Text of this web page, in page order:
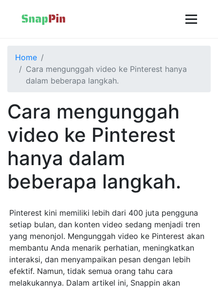
Home
Cara mengunggah video ke Pinterest hanya
dalam beberapa langkah.
Cara mengunggah
video ke Pinterest
hanya dalam
beberapa langkah.
Pinterest kini memiliki lebih dari 400 juta pengguna
setiap bulan, dan konten video sedang menjadi tren
yang menonjol. Mengunggah video ke Pinterest akan
membantu Anda menarik perhatian, meningkatkan
interaksi, dan menyampaikan pesan dengan lebih
efektif. Namun, tidak semua orang tahu cara
melakukannya. Dalam artikel ini, Snappin akan